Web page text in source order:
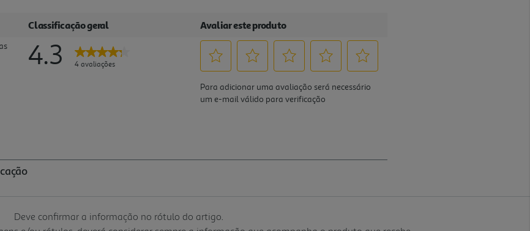
Deve confirmar a informação no rótulo do artigo.